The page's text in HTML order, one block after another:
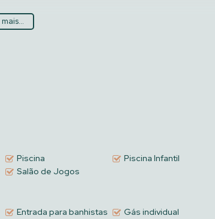
complementam o layout, trazendo fluidez e organização
rebaixo em gesso, infraestrutura para água quente, gás
térmico e modernidade.
importante que agrega praticidade e valor ao
com piscina adulto e infantil, academia, salão de festas,
nd, além de hall de entrada decorado, elevador, entrada para
luz e gás.
veranear com conforto ou investir com alto
às exigências do mercado atual.
Piscina
Piscina Infantil
Salão de Jogos
Entrada para banhistas
Gás individual